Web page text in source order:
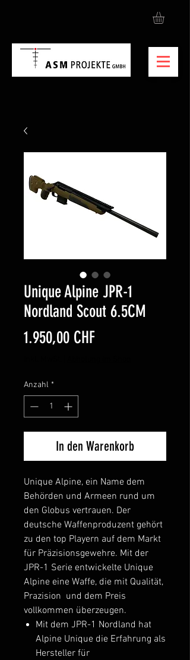
Unique Alpine JPR-1
Nordland Scout 6.5CM
1.950,00 CHF
Anzahl *
In den Warenkorb
Unique Alpine, ein Name dem
Behörden und Armeen rund um
den Globus vertrauen. Der
deutsche Waffenproduzent gehört
zu den top Playern auf dem Markt
für Präzisionsgewehre. Mit der
JPR-1 Serie entwickelte Unique
Alpine eine Waffe, die mit Qualität,
Prazision und dem Preis
vollkommen überzeugen.
Mit dem JPR-1 Nordland hat
Alpine Unique die Erfahrung als
Hersteller für